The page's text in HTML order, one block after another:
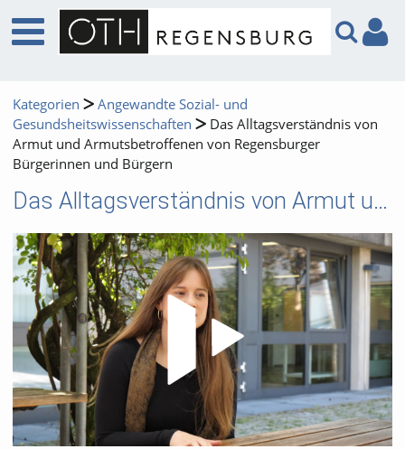
Kategorien
Angewandte Sozial- und
Gesundsheitswissenschaften
Das Alltagsverständnis von
Armut und Armutsbetroffenen von Regensburger
Bürgerinnen und Bürgern
Das Alltagsverständnis von Armut und Armutsbetroffenen von Regensburger Bürgerinnen und Bürgern